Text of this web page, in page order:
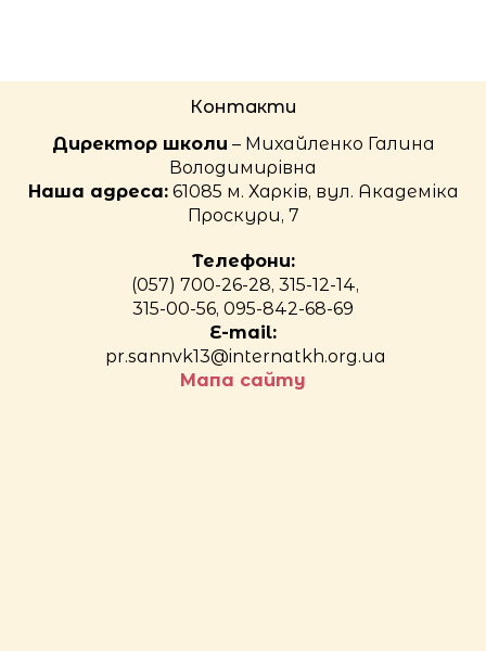
Контакти
Директор школи – Михайленко Галина
Володимирівна
Наша адреса:61085 м. Харків, вул. Академіка
Проскури, 7
Телефони:
(057) 700-26-28, 315-12-14,
315-00-56, 095-842-68-69
E-mail:
pr.sannvk13@internatkh.org.ua
Мапа сайту